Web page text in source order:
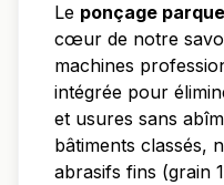
Le ponçage
cœur de notre
machines
intégrée pour
et usures sans
bâtiments classés,
abrasifs fins (grain